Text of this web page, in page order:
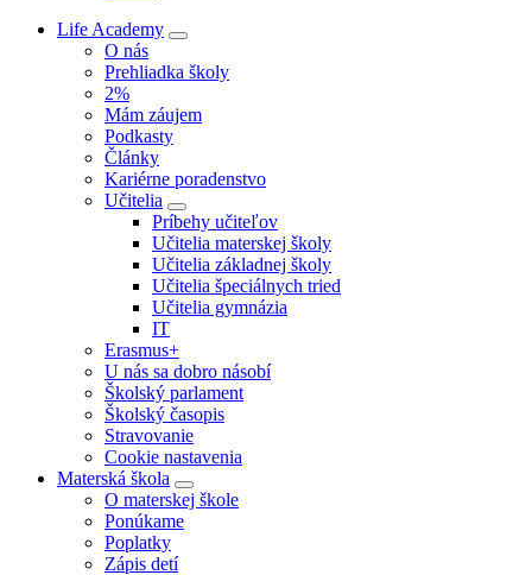
Life Academy
O nás
Prehliadka školy
2%
Mám záujem
Podkasty
Články
Kariérne poradenstvo
Učitelia
Príbehy učiteľov
Učitelia materskej školy
Učitelia základnej školy
Učitelia špeciálnych tried
Učitelia gymnázia
IT
Erasmus+
U nás sa dobro násobí
Školský parlament
Školský časopis
Stravovanie
Cookie nastavenia
Materská škola
O materskej škole
Ponúkame
Poplatky
Zápis detí